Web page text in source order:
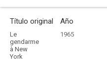
Título original
Le
gendarme
à New
York
Año
1965